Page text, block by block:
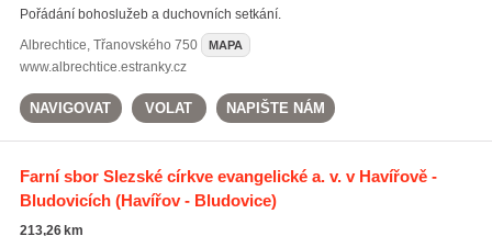
Pořádání bohoslužeb a duchovních setkání.
Albrechtice, Třanovského 750 MAPA
www.albrechtice.estranky.cz
NAVIGOVAT VOLAT NAPIŠTE NÁM
Farní sbor Slezské církve evangelické a. v. v Havířově -
Bludovicích(Havířov - Bludovice)
213,26 km